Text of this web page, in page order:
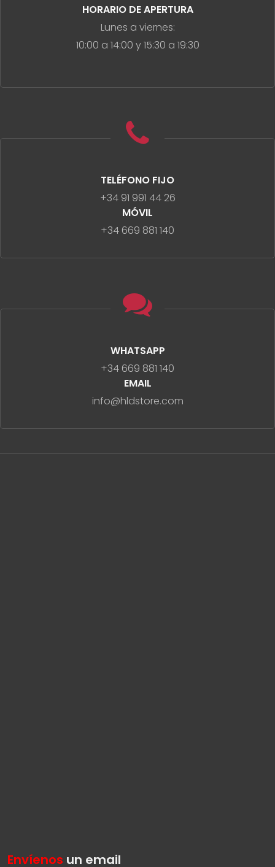
HORARIO DE APERTURA
Lunes a viernes:
10:00 a 14:00 y 15:30 a 19:30
TELÉFONO FIJO
+34 91 991 44 26
MÓVIL
+34 669 881 140
WHATSAPP
+34 669 881 140
EMAIL
info@hldstore.com
Envíenos un email